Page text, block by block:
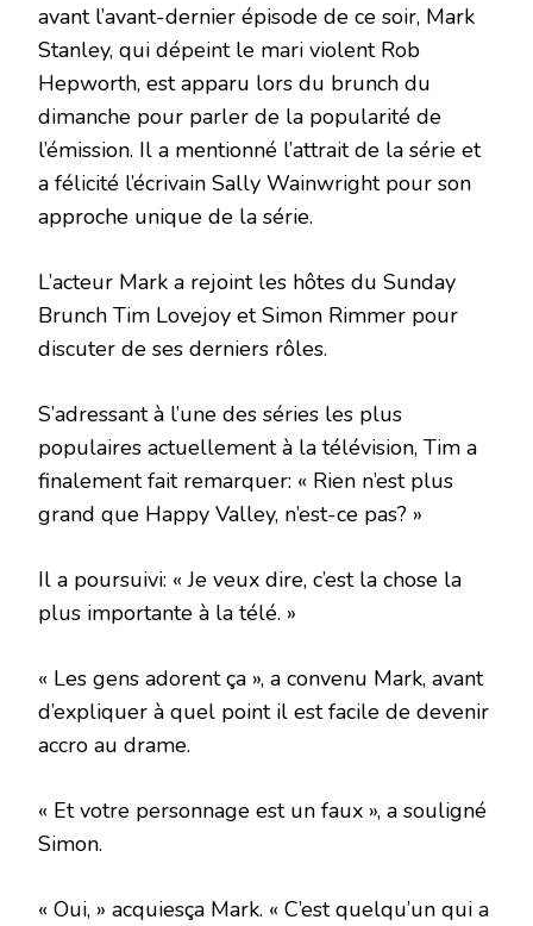
avant l’avant-dernier épisode de ce soir, Mark
Stanley, qui dépeint le mari violent Rob
Hepworth, est apparu lors du brunch du
dimanche pour parler de la popularité de
l’émission. Il a mentionné l’attrait de la série et
a félicité l’écrivain Sally Wainwright pour son
approche unique de la série.
L’acteur Mark a rejoint les hôtes du Sunday
Brunch Tim Lovejoy et Simon Rimmer pour
discuter de ses derniers rôles.
S’adressant à l’une des séries les plus
populaires actuellement à la télévision, Tim a
finalement fait remarquer: « Rien n’est plus
grand que Happy Valley, n’est-ce pas? »
Il a poursuivi: « Je veux dire, c’est la chose la
plus importante à la télé. »
« Les gens adorent ça », a convenu Mark, avant
d’expliquer à quel point il est facile de devenir
accro au drame.
« Et votre personnage est un faux », a souligné
Simon.
« Oui, » acquiesça Mark. « C’est quelqu’un qui a